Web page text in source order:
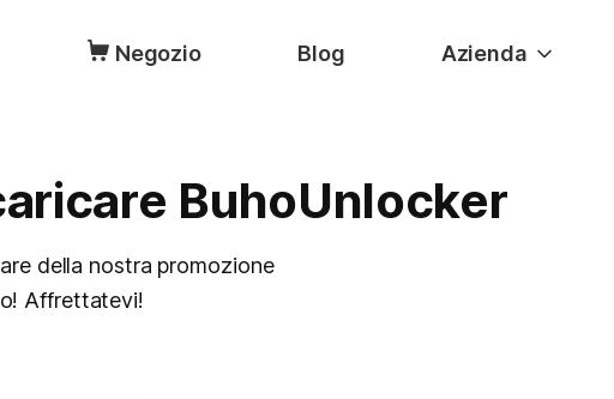
Negozio Blog Azienda
BuhoUnlocker
della nostra promozione
Affrettatevi!